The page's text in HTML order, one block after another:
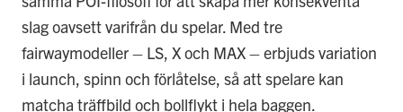
slag oavsett varifrån du spelar. Med tre
fairwaymodeller – LS, X och MAX – erbjuds variation
i launch, spinn och förlåtelse, så att spelare kan
matcha träffbild och bollflykt i hela baggen.